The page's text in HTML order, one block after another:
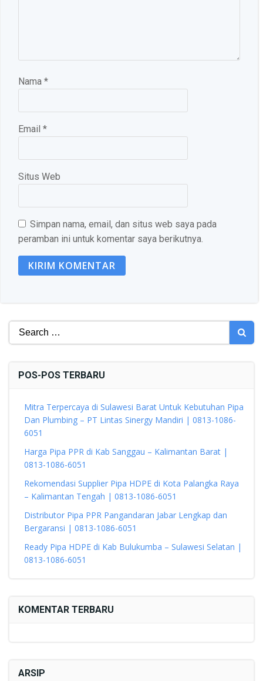
Nama *
Email *
Situs Web
Simpan nama, email, dan situs web saya pada
peramban ini untuk komentar saya berikutnya.
Search
for:
POS-POS TERBARU
Mitra Terpercaya di Sulawesi Barat Untuk Kebutuhan Pipa
Dan Plumbing – PT Lintas Sinergy Mandiri | 0813-1086-
6051
Harga Pipa PPR di Kab Sanggau – Kalimantan Barat |
0813-1086-6051
Rekomendasi Supplier Pipa HDPE di Kota Palangka Raya
– Kalimantan Tengah | 0813-1086-6051
Distributor Pipa PPR Pangandaran Jabar Lengkap dan
Bergaransi | 0813-1086-6051
Ready Pipa HDPE di Kab Bulukumba – Sulawesi Selatan |
0813-1086-6051
KOMENTAR TERBARU
ARSIP